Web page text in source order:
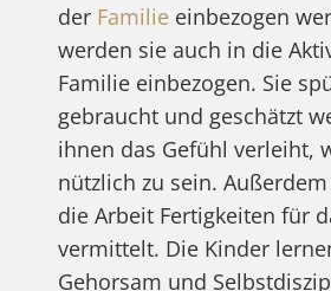
der Familieeinbezogen
werden sie auch in die
Familie einbezogen. Sie
gebraucht und geschätzt
ihnen das Gefühl verleiht,
nützlich zu sein.
die Arbeit Fertigkeiten für
vermittelt. Die Kinder
Gehorsam und